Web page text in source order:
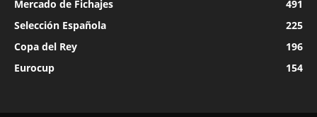
Mercado de Fichajes
491
Selección Española
225
Copa del Rey
196
Eurocup
154